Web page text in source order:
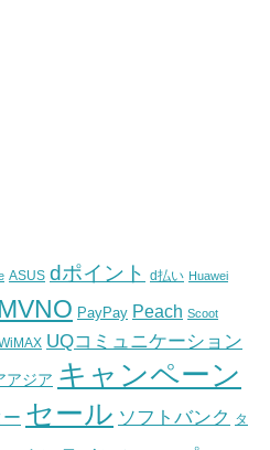
ASUS dポイント d払い Huawei
PayPay Peach Scoot
UQコミュニケーション
アジア キャンペーン
セール ソフトバンク タ